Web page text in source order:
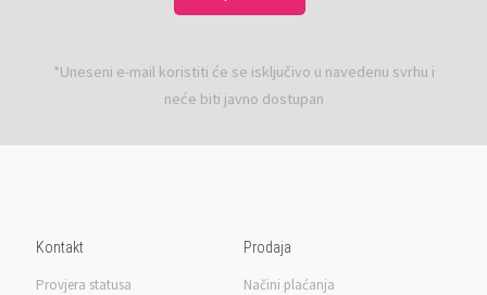
*Uneseni e-mail koristiti će se isključivo u navedenu svrhu i
neće biti javno dostupan
Kontakt
Provjera statusa
Prodaja
Načini plaćanja